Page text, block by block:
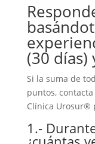
(30
Si la suma de
puntos,
Clínica Urosur®
1.-